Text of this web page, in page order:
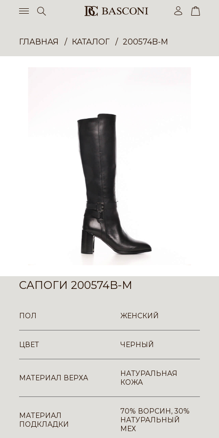
ГЛАВНАЯ КАТАЛОГ 200574B-M
САПОГИ 200574B-M
ПОЛ ЖЕНСКИЙ
ЦВЕТ ЧЕРНЫЙ
МАТЕРИАЛ ВЕРХА
НАТУРАЛЬНАЯ
КОЖА
МАТЕРИАЛ
ПОДКЛАДКИ
70% ВОРСИН, 30%
НАТУРАЛЬНЫЙ
МЕХ